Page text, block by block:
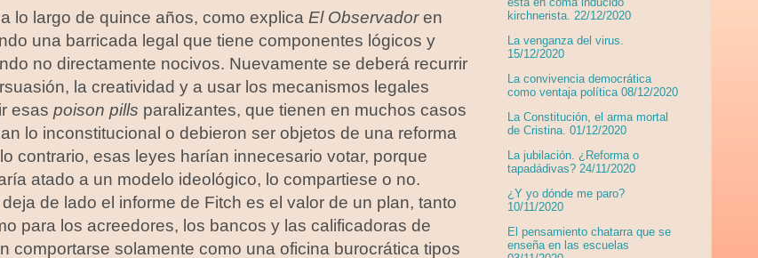
lo largo de quince años, como explica El Observador en
una barricada legal que tiene componentes lógicos y
no directamente nocivos. Nuevamente se deberá recurrir
la creatividad y a usar los mecanismos legales
esas poison pills paralizantes, que tienen en muchos casos
lo inconstitucional o debieron ser objetos de una reforma
contrario, esas leyes harían innecesario votar, porque
atado a un modelo ideológico, lo compartiese o no.
de lado el informe de Fitch es el valor de un plan, tanto
para los acreedores, los bancos y las calificadoras de
comportarse solamente como una oficina burocrática tipos
kirchnerista. 22/12/2020
La venganza del virus.
15/12/2020
La convivencia democrática
como ventaja política 08/12/2020
La Constitución, el arma mortal
de Cristina. 01/12/2020
La jubilación. ¿Reforma o
tapadádivas? 24/11/2020
¿Y yo dónde me paro?
10/11/2020
El pensamiento chatarra que se
enseña en las escuelas